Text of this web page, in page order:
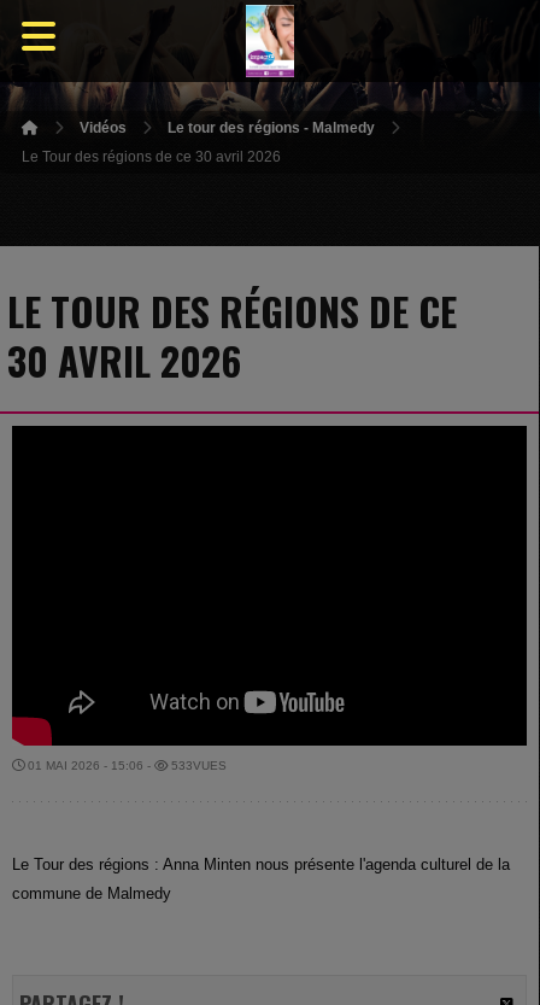
Vidéos
Le tour des régions - Malmedy
Le Tour des régions de ce 30 avril 2026
LE TOUR DES RÉGIONS DE CE
30 AVRIL 2026
01 MAI 2026 - 15:06 - 533VUES
Le Tour des régions : Anna Minten nous présente l'agenda culturel de la
commune de Malmedy